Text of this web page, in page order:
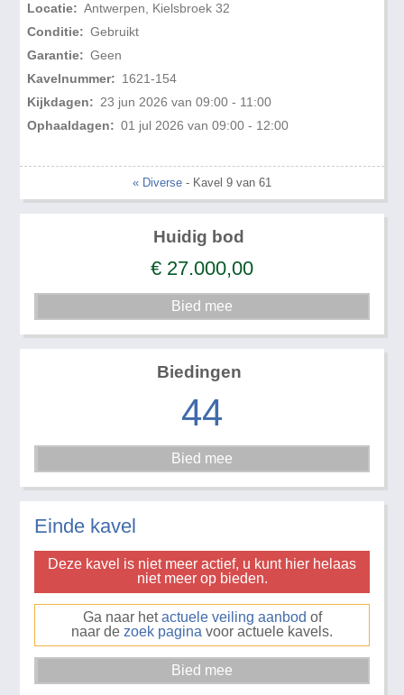
Locatie: Antwerpen, Kielsbroek 32
Conditie: Gebruikt
Garantie: Geen
Kavelnummer: 1621-154
Kijkdagen: 23 jun 2026 van 09:00 - 11:00
Ophaaldagen: 01 jul 2026 van 09:00 - 12:00
« Diverse - Kavel 9 van 61
Huidig bod
€ 27.000,00
Biedingen
44
Einde kavel
Deze kavel is niet meer actief, u kunt hier helaas
niet meer op bieden.
Ga naar hetactuele veiling aanbod of
naar de zoek pagina voor actuele kavels.